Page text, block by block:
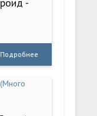
Подробнее